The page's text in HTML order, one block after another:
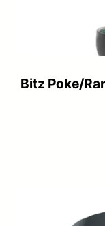
Bitz Poke/